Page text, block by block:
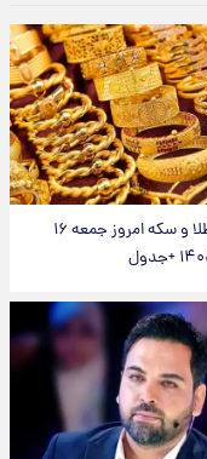
قیمت طلا و سکه امروز جمعه ۱۶